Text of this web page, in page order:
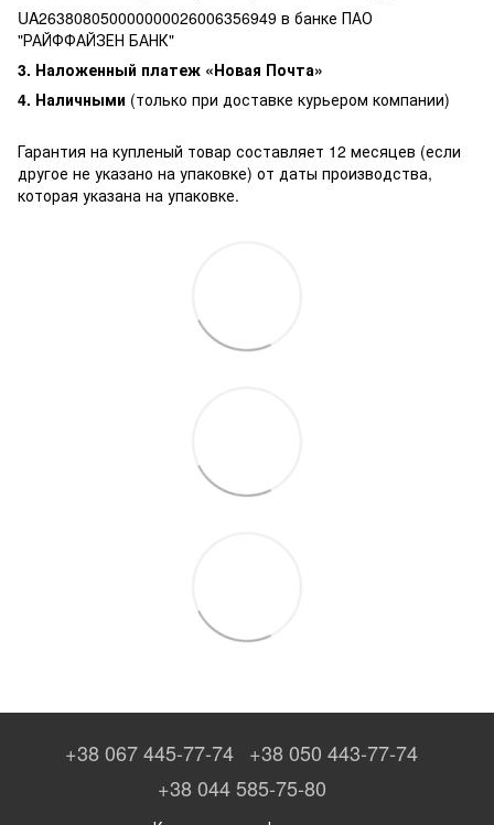
UA263808050000000026006356949 в банке ПАО
"РАЙФФАЙЗЕН БАНК"
3. Наложенный платеж «Новая Почта»
4. Наличными (только при доставке курьером компании)
Гарантия на купленый товар составляет 12 месяцев (если
другое не указано на упаковке) от даты производства,
которая указана на упаковке.
+38 067 445-77-74 +38 050 443-77-74
+38 044 585-75-80